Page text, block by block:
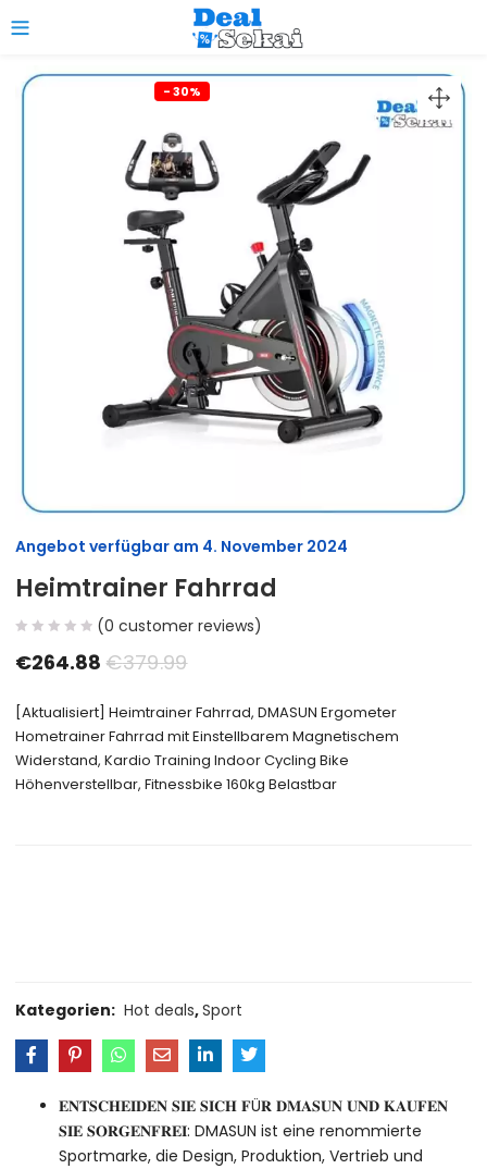
- 30%
Angebot verfügbar am 4. November 2024
Heimtrainer Fahrrad
(0 customer reviews)
€264.88 €379.99
[Aktualisiert] Heimtrainer Fahrrad, DMASUN Ergometer
Hometrainer Fahrrad mit Einstellbarem Magnetischem
Widerstand, Kardio Training Indoor Cycling Bike
Höhenverstellbar, Fitnessbike 160kg Belastbar
Kategorien: Hot deals,Sport
𝐄𝐍𝐓𝐒𝐂𝐇𝐄𝐈𝐃𝐄𝐍 𝐒𝐈𝐄 𝐒𝐈𝐂𝐇 𝐅Ü𝐑 𝐃𝐌𝐀𝐒𝐔𝐍 𝐔𝐍𝐃 𝐊𝐀𝐔𝐅𝐄𝐍
𝐒𝐈𝐄 𝐒𝐎𝐑𝐆𝐄𝐍𝐅𝐑𝐄𝐈: DMASUN ist eine renommierte
Sportmarke, die Design, Produktion, Vertrieb und